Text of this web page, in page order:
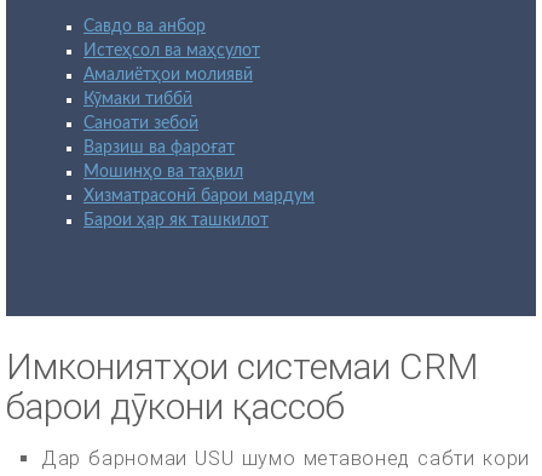
Савдо ва анбор
Истеҳсол ва маҳсулот
Амалиётҳои молиявӣ
Кӯмаки тиббӣ
Саноати зебоӣ
Варзиш ва фароғат
Мошинҳо ва таҳвил
Хизматрасонӣ барои мардум
Барои ҳар як ташкилот
Имкониятҳои системаи CRM
барои дӯкони қассоб
Дар барномаи USU шумо метавонед сабти кори